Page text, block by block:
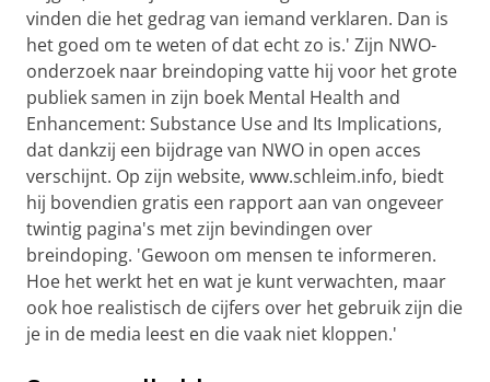
vinden die het gedrag van iemand verklaren. Dan is
het goed om te weten of dat echt zo is.' Zijn NWO-
onderzoek naar breindoping vatte hij voor het grote
publiek samen in zijn boek Mental Health and
Enhancement: Substance Use and Its Implications,
dat dankzij een bijdrage van NWO in open acces
verschijnt. Op zijn website, www.schleim.info, biedt
hij bovendien gratis een rapport aan van ongeveer
twintig pagina's met zijn bevindingen over
breindoping. 'Gewoon om mensen te informeren.
Hoe het werkt het en wat je kunt verwachten, maar
ook hoe realistisch de cijfers over het gebruik zijn die
je in de media leest en die vaak niet kloppen.'